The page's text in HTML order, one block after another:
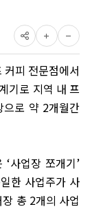
피 전문점에서
기로 지역 내 프
으로 약 2개월간
‘사업장 쪼개기’
한 사업주가 사
총 2개의 사업